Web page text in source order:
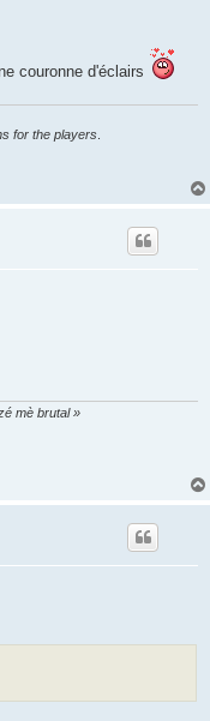
couronne d'éclairs
for the players
mè brutal »